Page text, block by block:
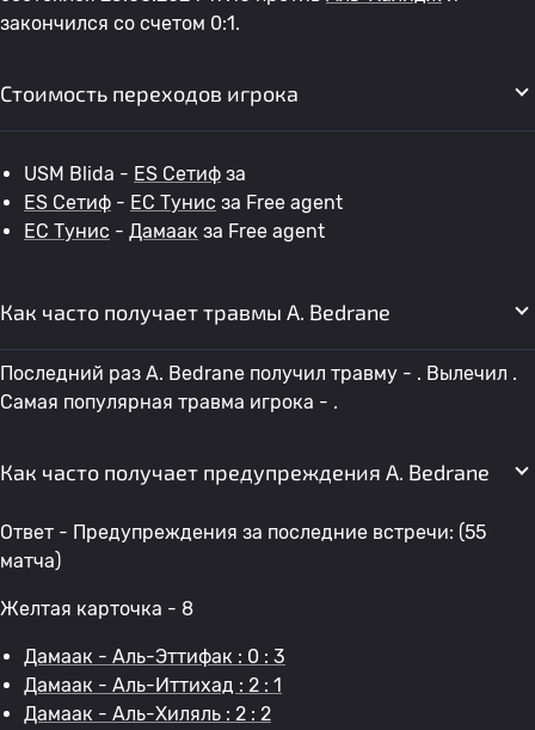
закончился со счетом 0:1.
Стоимость переходов игрока
USM Blida - ES Сетиф за
ES Сетиф - ЕС Тунис за Free agent
ЕС Тунис - Дамаак за Free agent
Как часто получает травмы A. Bedrane
Последний раз A. Bedrane получил травму - . Вылечил .
Самая популярная травма игрока - .
Как часто получает предупреждения A. Bedrane
Ответ - Предупреждения за последние встречи: (55
матча)
Желтая карточка - 8
Дамаак - Аль-Эттифак : 0 : 3
Дамаак - Аль-Иттихад : 2 : 1
Дамаак - Аль-Хиляль : 2 : 2